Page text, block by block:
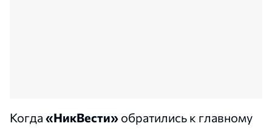
Когда «НикВести» обратились к главному